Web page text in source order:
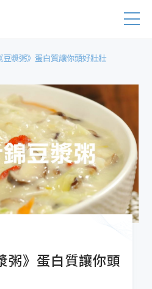
豆漿粥》蛋白質讓你頭好壯壯
粥》蛋白質讓你頭